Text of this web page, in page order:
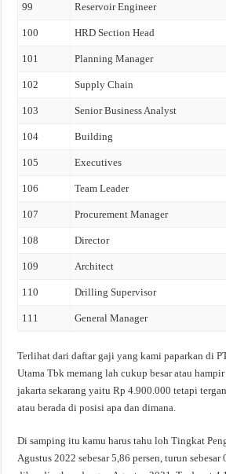
99 Reservoir Engineer
100 HRD Section Head
101 Planning Manager
102 Supply Chain
103 Senior Business Analyst
104 Building
105 Executives
106 Team Leader
107 Procurement Manager
108 Director
109 Architect
110 Drilling Supervisor
111 General Manager
Terlihat dari daftar gaji yang kami paparkan di
Utama Tbk memang lah cukup besar atau
jakarta sekarang yaitu Rp 4.900.000 tetapi
atau berada di posisi apa dan dimana.
Di samping itu kamu harus tahu loh Tingkat
Agustus 2022 sebesar 5,86 persen, turun sebesar